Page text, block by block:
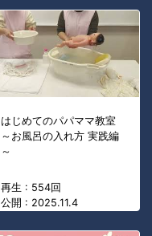
はじめてのパパママ教室
～お風呂の入れ方 実践編
～
再生 : 554回
公開 : 2025.11.4